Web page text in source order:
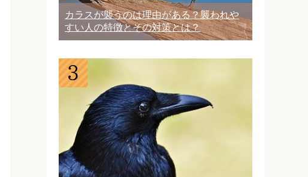
カラスが襲うのは理由がある？襲われや
すい人の特徴とその対策とは？